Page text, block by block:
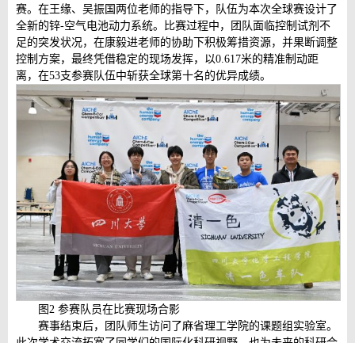
赛。在王缘、吴振国两位老师的指导下，队伍为本次全球赛设计了
全新的锌-空气电池动力系统。比赛过程中，团队面临控制试剂不
足的突发状况，在康毅进老师的协助下积极筹措资源，并果断调整
控制方案，最终凭借稳定的现场发挥，以0.617米的精准制动距
离，在53支参赛队伍中斩获全球第十名的优异成绩。
图2 参赛队员在比赛现场合影
赛事结束后，团队师生访问了麻省理工学院的课题组实验室。